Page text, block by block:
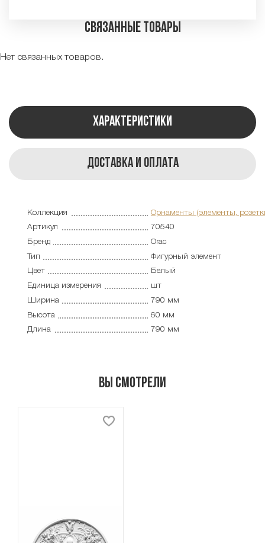
Связанные товары
Нет связанных товаров.
Характеристики
Доставка и оплата
Коллекция
Орнаменты (элементы,
Артикул
70540
Бренд
Orac
Тип
Фигурный элемент
Цвет
Белый
Единица измерения
шт
Ширина
790 мм
Высота
60 мм
Длина
790 мм
Вы смотрели